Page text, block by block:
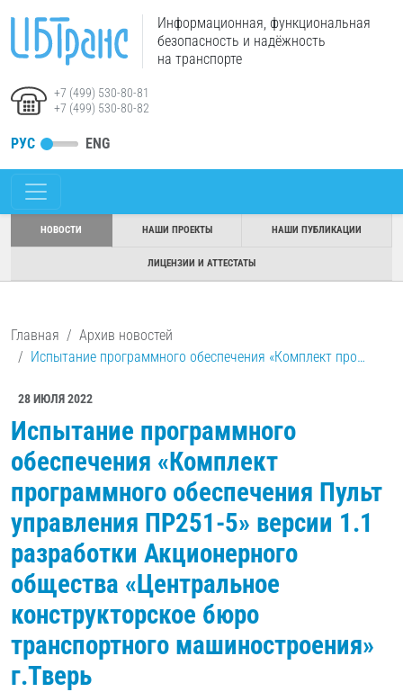
Информационная, функциональная
безопасность и надёжность
на транспорте
+7 (499) 530-80-81
+7 (499) 530-80-82
РУС ENG
НОВОСТИ НАШИ ПРОЕКТЫ НАШИ ПУБЛИКАЦИИ
ЛИЦЕНЗИИ И АТТЕСТАТЫ
Главная
Архив новостей
Испытание программного обеспечения «Комплект про…
28 ИЮЛЯ 2022
Испытание программного
обеспечения «Комплект
программного обеспечения Пульт
управления ПР251-5» версии 1.1
разработки Акционерного
общества «Центральное
конструкторское бюро
транспортного машиностроения»
г.Тверь